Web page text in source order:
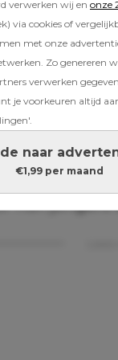
verwerken wij en onze
via cookies of
met onze
Zo genereren
verwerken
je voorkeuren altijd
naar
€1,99 per maand
gezin
oude fiets
twee
hun